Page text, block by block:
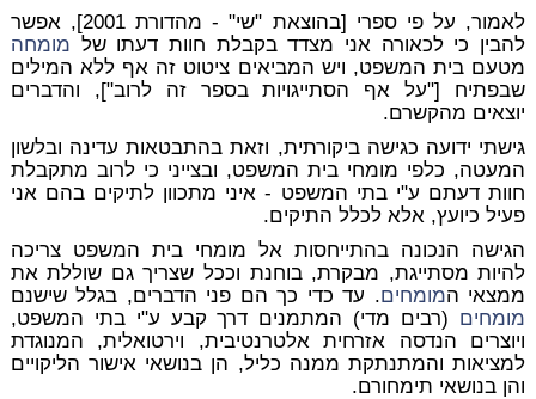
לאמור, על פי ספרי [בהוצאת "שי" - מהדורת 2001], אפשר
להבין כי לכאורה אני מצדד בקבלת חוות דעתו של מומחה
מטעם בית המשפט, ויש המביאים ציטוט זה אף ללא המילים
שבפתיח ["על אף הסתייגויות בספר זה לרוב"], והדברים
יוצאים מהקשרם.
גישתי ידועה כגישה ביקורתית, וזאת בהתבטאות עדינה ובלשון
המעטה, כלפי מומחי בית המשפט, ובצייני כי לרוב מתקבלת
חוות דעתם ע"י בתי המשפט - איני מתכוון לתיקים בהם אני
פעיל כיועץ, אלא לכלל התיקים.
הגישה הנכונה בהתייחסות אל מומחי בית המשפט צריכה
להיות מסתייגת, מבקרת, בוחנת וככל שצריך גם שוללת את
ממצאי המומחים. עד כדי כך הם פני הדברים, בגלל שישנם
מומחים (רבים מדי) המתמנים דרך קבע ע"י בתי המשפט,
ויוצרים הנדסה אזרחית אלטרנטיבית, וירטואלית, המנוגדת
למציאות והמתנתקת ממנה כליל, הן בנושאי אישור הליקויים
והן בנושאי תימחורם.